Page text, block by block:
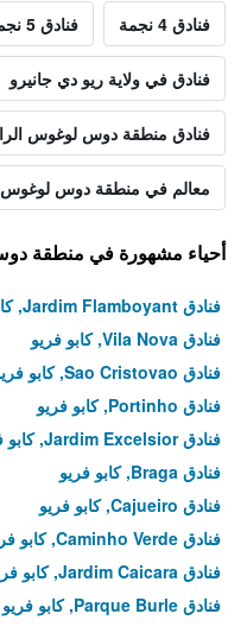
فنادق 4 نجمة فنادق 5 نجمة
فنادق في ولاية ريو دي جانيرو
فنادق منطقة دوس لوغوس
معالم في منطقة دوس لوغوس
أحياء مشهورة في منطقة
فنادق Jardim Flamboyant, كابو فريو
فنادق Vila Nova, كابو فريو
فنادق Sao Cristovao, كابو فريو
فنادق Portinho, كابو فريو
فنادق Jardim Excelsior, كابو فريو
فنادق Braga, كابو فريو
فنادق Cajueiro, كابو فريو
فنادق Caminho Verde, كابو فريو
فنادق Jardim Caicara, كابو فريو
فنادق Parque Burle, كابو فريو